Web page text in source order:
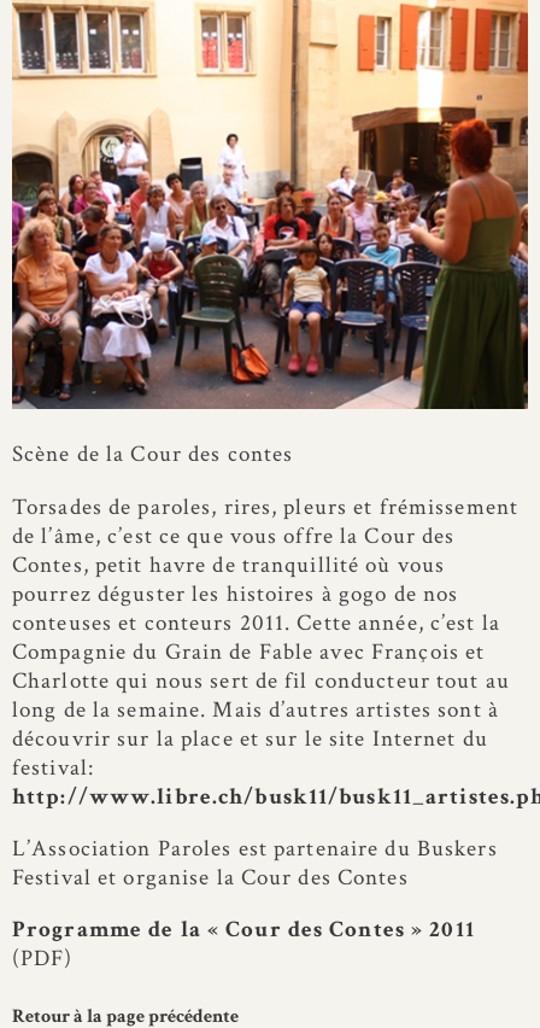
Scène de la Cour des contes
Torsades de paroles, rires, pleurs et frémissement
de l’âme, c’est ce que vous offre la Cour des
Contes, petit havre de tranquillité où vous
pourrez déguster les histoires à gogo de nos
conteuses et conteurs 2011. Cette année, c’est la
Compagnie du Grain de Fable avec François et
Charlotte qui nous sert de fil conducteur tout au
long de la semaine. Mais d’autres artistes sont à
découvrir sur la place et sur le site Internet du
festival:
http://www.libre.ch/busk11/
L’Association Paroles est partenaire du Buskers
Festival et organise la Cour des Contes
Programme de la « Cour des Contes » 2011
(PDF)
Retour à la page précédente